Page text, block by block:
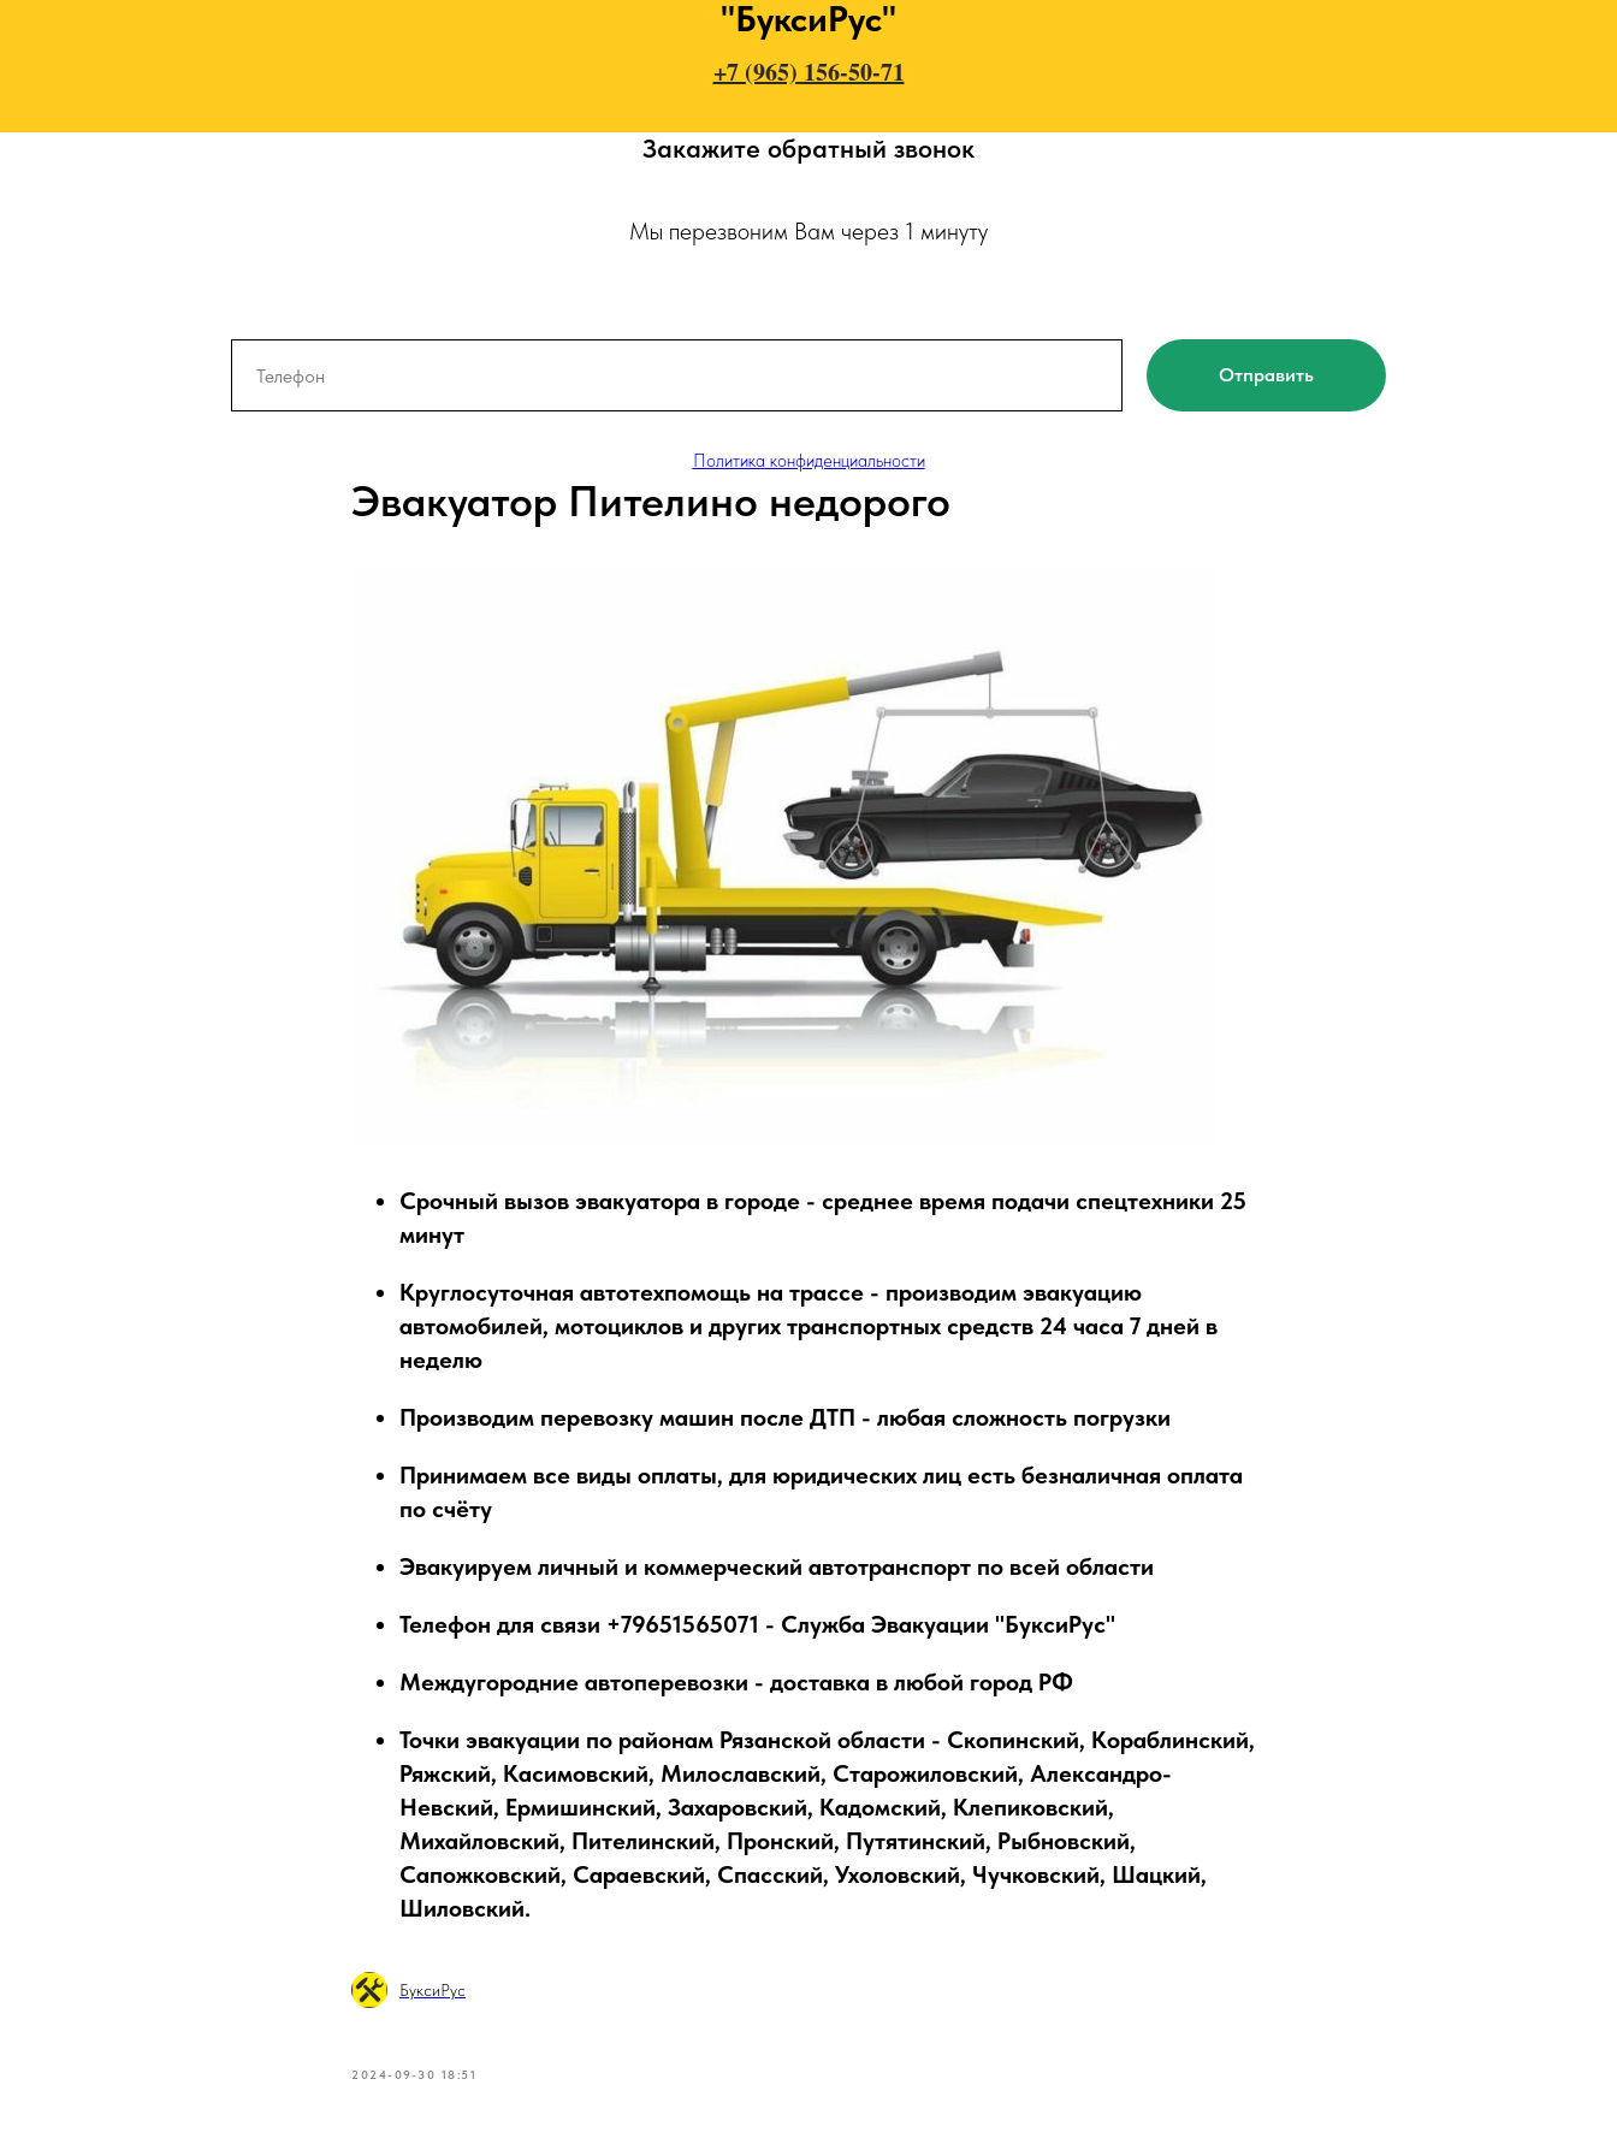
"БуксиРус"
+7 (965) 156-50-71
Закажите обратный звонок
Мы перезвоним Вам через 1 минуту
Отправить
Политика конфиденциальности
Эвакуатор Пителино недорого
Срочный вызов эвакуатора в городе - среднее время подачи спецтехники 25
минут
Круглосуточная автотехпомощь на трассе - производим эвакуацию
автомобилей, мотоциклов и других транспортных средств 24 часа 7 дней в
неделю
Производим перевозку машин после ДТП - любая сложность погрузки
Принимаем все виды оплаты, для юридических лиц есть безналичная оплата
по счёту
Эвакуируем личный и коммерческий автотранспорт по всей области
Телефон для связи +79651565071 - Служба Эвакуации "БуксиРус"
Междугородние автоперевозки - доставка в любой город РФ
Точки эвакуации по районам Рязанской области - Скопинский, Кораблинский,
Ряжский, Касимовский, Милославский, Старожиловский, Александро-
Невский, Ермишинский, Захаровский, Кадомский, Клепиковский,
Михайловский, Пителинский, Пронский, Путятинский, Рыбновский,
Сапожковский, Сараевский, Спасский, Ухоловский, Чучковский, Шацкий,
Шиловский.
БуксиРус
2024-09-30 18:51